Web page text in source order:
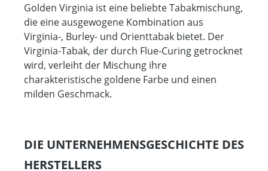
Golden Virginia ist eine beliebte Tabakmischung,
die eine ausgewogene Kombination aus
Virginia-, Burley- und Orienttabak bietet. Der
Virginia-Tabak, der durch Flue-Curing getrocknet
wird, verleiht der Mischung ihre
charakteristische goldene Farbe und einen
milden Geschmack.
DIE UNTERNEHMENSGESCHICHTE DES
HERSTELLERS